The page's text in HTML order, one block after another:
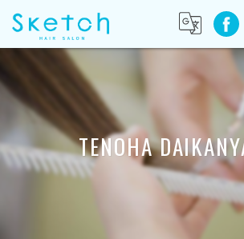
TENOHA